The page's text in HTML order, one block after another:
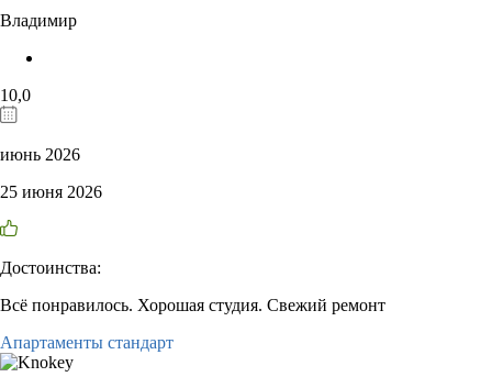
Владимир
10,0
июнь 2026
25 июня 2026
Достоинства:
Всё понравилось. Хорошая студия. Свежий ремонт
Апартаменты стандарт